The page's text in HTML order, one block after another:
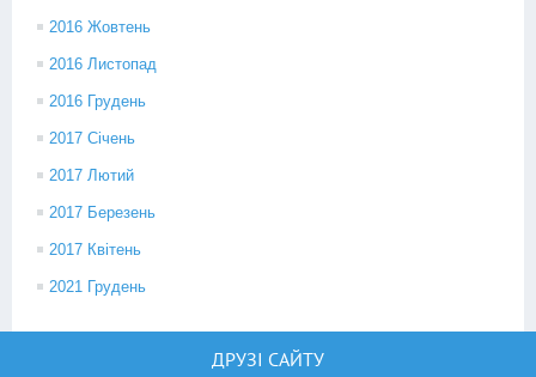
2016 Жовтень
2016 Листопад
2016 Грудень
2017 Січень
2017 Лютий
2017 Березень
2017 Квітень
2021 Грудень
ДРУЗІ САЙТУ